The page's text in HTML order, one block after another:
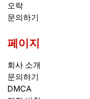
오락
문의하기
페이지
회사 소개
문의하기
DMCA